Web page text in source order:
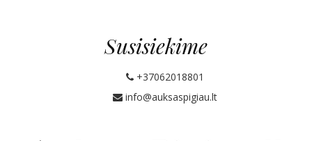
Susisiekime
+37062018801
info@auksaspigiau.lt